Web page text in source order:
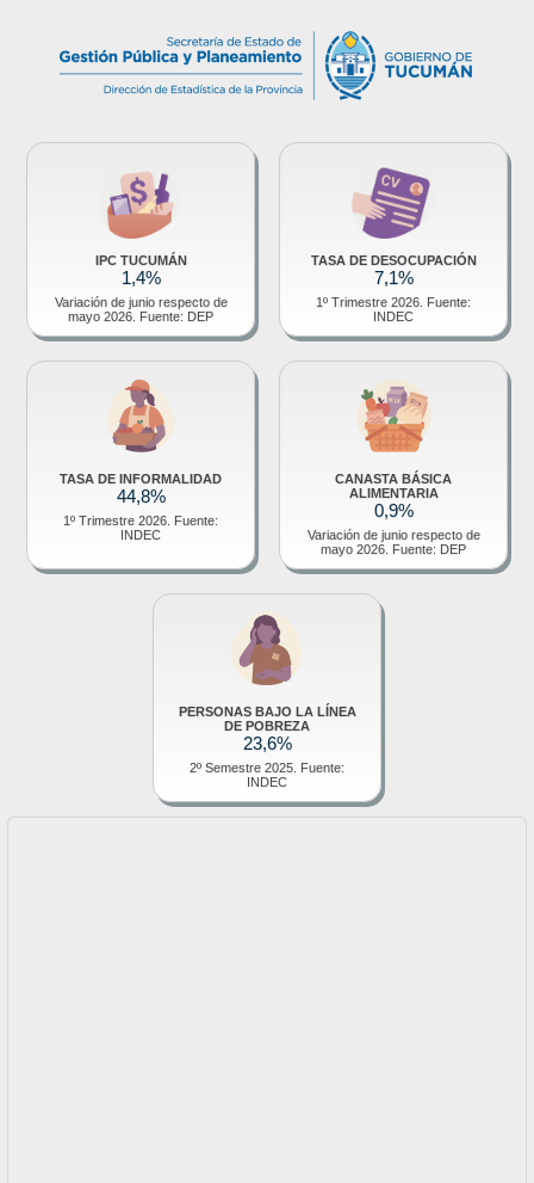
IPC TUCUMÁN
1,4%
Variación de junio respecto de
mayo 2026. Fuente: DEP
TASA DE DESOCUPACIÓN
7,1%
1º Trimestre 2026. Fuente:
INDEC
TASA DE INFORMALIDAD
44,8%
1º Trimestre 2026. Fuente:
INDEC
CANASTA BÁSICA
ALIMENTARIA
0,9%
Variación de junio respecto de
mayo 2026. Fuente: DEP
PERSONAS BAJO LA LÍNEA
DE POBREZA
23,6%
2º Semestre 2025. Fuente:
INDEC